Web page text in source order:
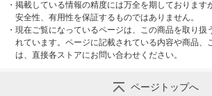
・ 掲載している情報の精度には万全を期しております
安全性、有用性を保証するものではありません。
・ 現在ご覧になっているページは、この商品を取り扱
れています。ページに記載されている内容や商品、
は、直接各ストアにお問い合わせください。
ページトップへ